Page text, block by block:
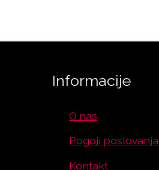
Informacije
O nas
Pogoji poslovanja
Kontakt